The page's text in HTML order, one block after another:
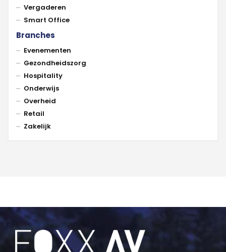
Vergaderen
Smart Office
Branches
Evenementen
Gezondheidszorg
Hospitality
Onderwijs
Overheid
Retail
Zakelijk